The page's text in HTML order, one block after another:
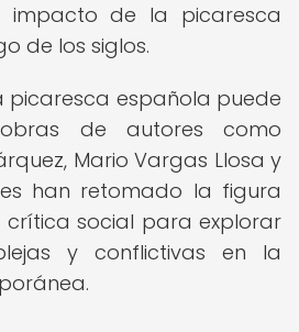
impacto de la picaresca
de los siglos.
picaresca española puede
de autores como
Mario Vargas Llosa y
han retomado la figura
crítica social para explorar
y conflictivas en la